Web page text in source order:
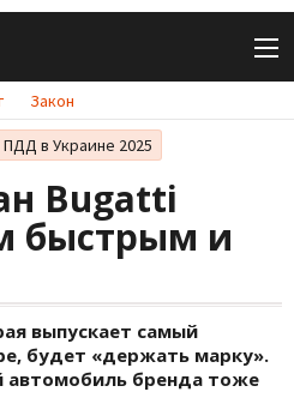
Закон
в Украине 2025
Bugatti
быстрым и
выпускает самый
будет «держать марку».
бренда тоже